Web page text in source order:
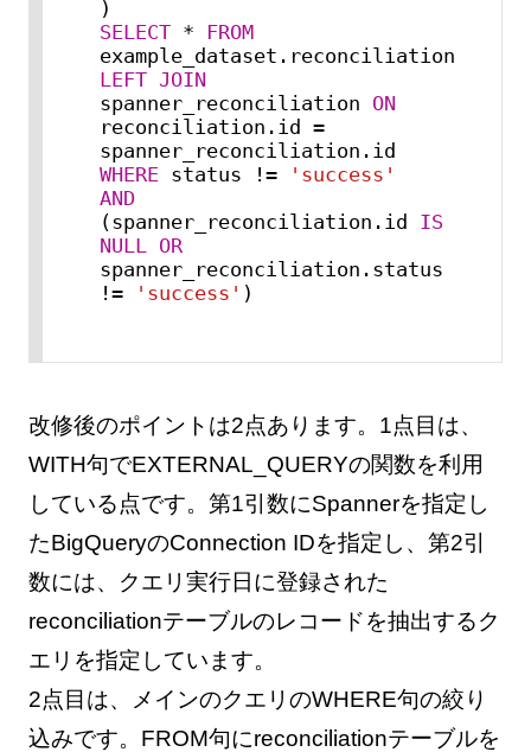
SELECT *
FROM
LEFT JOIN
spanner_reconciliation ON
reconciliation.id =
WHERE status !=
'success'
AND
(spanner_reconciliation.id IS
NULL
OR
!=
'success' )
改修後のポイントは2点あります。1点目は、
WITH句でEXTERNAL_QUERYの関数を利用
している点です。第1引数にSpannerを指定し
たBigQueryのConnection IDを指定し、第2引
数には、クエリ実行日に登録された
reconciliationテーブルのレコードを抽出するク
エリを指定しています。
2点目は、メインのクエリのWHERE句の絞り
込みです。FROM句にreconciliationテーブルを